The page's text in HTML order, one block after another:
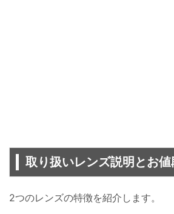
取り扱いレンズ説明とお値
2つのレンズの特徴を紹介します。